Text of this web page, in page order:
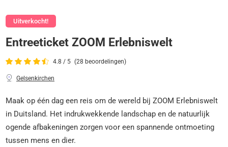
Uitverkocht!
Entreeticket ZOOM Erlebniswelt
4.8 / 5 (28 beoordelingen)
Gelsenkirchen
Maak op één dag een reis om de wereld bij ZOOM Erlebniswelt
in Duitsland. Het indrukwekkende landschap en de natuurlijk
ogende afbakeningen zorgen voor een spannende ontmoeting
tussen mens en dier.